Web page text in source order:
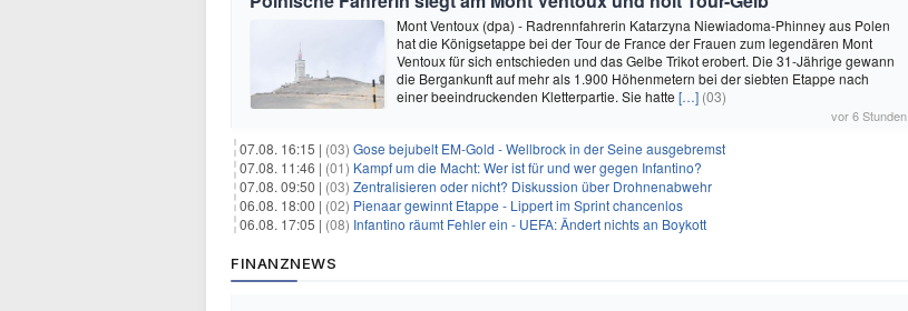
Mont Ventoux (dpa) - Radrennfahrerin Katarzyna Niewiadoma-Phinney aus Polen
hat die Königsetappe bei der Tour de France der Frauen zum legendären Mont
Ventoux für sich entschieden und das Gelbe Trikot erobert. Die 31-Jährige gewann
die Bergankunft auf mehr als 1.900 Höhenmetern bei der siebten Etappe nach
einer beeindruckenden Kletterpartie. Sie hatte […] (03)
vor 6 Stunden
07.08. 16:15 | (03) Gose bejubelt EM-Gold - Wellbrock in der Seine ausgebremst
07.08. 11:46 | (01) Kampf um die Macht: Wer ist für und wer gegen Infantino?
07.08. 09:50 | (03) Zentralisieren oder nicht? Diskussion über Drohnenabwehr
06.08. 18:00 | (02) Pienaar gewinnt Etappe - Lippert im Sprint chancenlos
06.08. 17:05 | (08) Infantino räumt Fehler ein - UEFA: Ändert nichts an Boykott
FINANZNEWS